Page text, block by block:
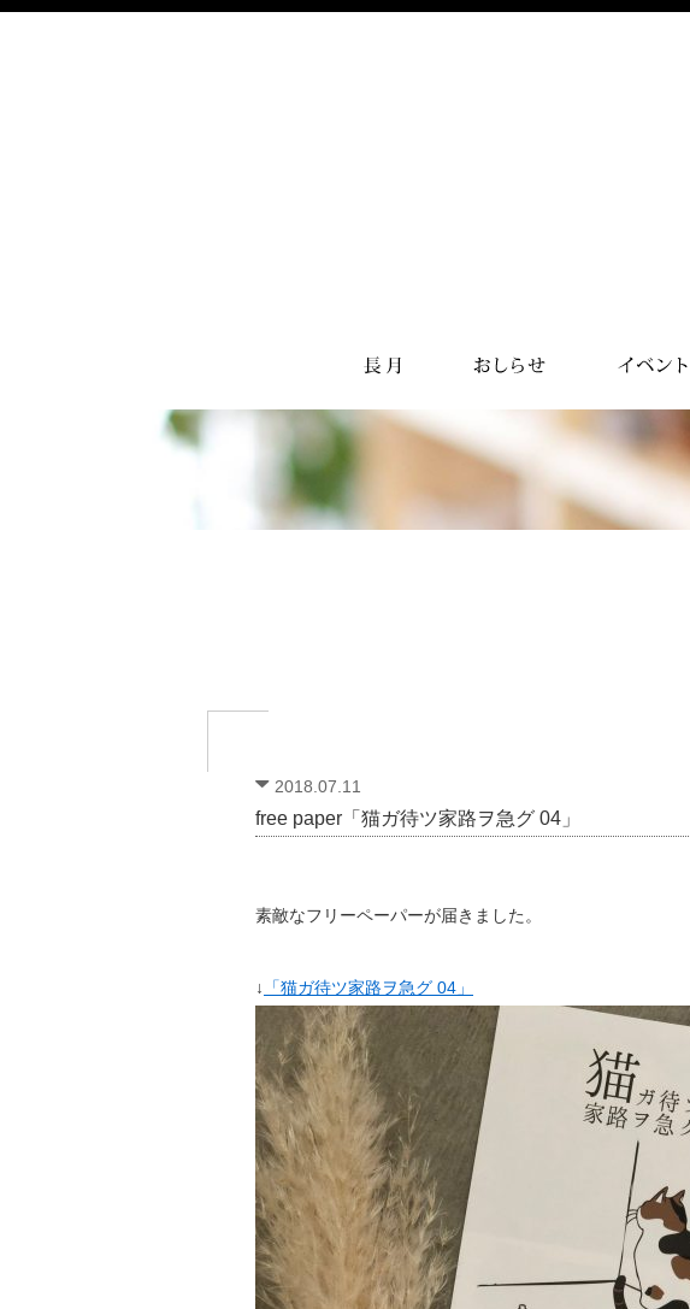
2018.07.11
free paper「猫ガ待ツ家路ヲ急グ 04」
素敵なフリーペーパーが届きました。
↓ 「猫ガ待ツ家路ヲ急グ 04」